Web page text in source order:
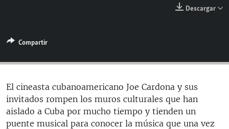
ESPECIALES
LA REALIDAD DE LA VIVIENDA EN CUBA
SER VIEJO EN CUBA
KENTU-CUBANO
LOS SANTOS DE HIALEAH
MULTIMEDIA
EDITORIALES
SÍGUENOS
Descargar
Compartir
El cineasta cubanoamericano Joe Cardona y sus
invitados rompen los muros culturales que han
aislado a Cuba por mucho tiempo y tienden un
puente musical para conocer la música que una vez